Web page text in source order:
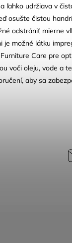
ľahko udržiava v
osušte čistou
odstrániť mierne
je možné látku
Care pre
voči oleju, vode a
aby sa